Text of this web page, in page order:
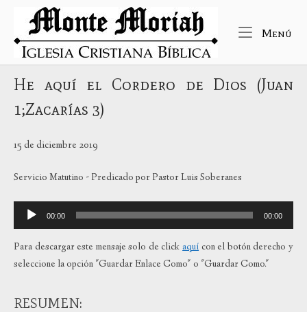
contenido
Inicio
Menú
He aquí el Cordero de Dios (Juan
1;Zacarías 3)
15 de diciembre 2019
Servicio Matutino - Predicado por Pastor Luis Soberanes
Reproductor
de
audio
00:00 00:00
Para descargar este mensaje solo de clickaquí con el botón derecho y
seleccione la opción "Guardar Enlace Como" o "Guardar Como."
RESUMEN: